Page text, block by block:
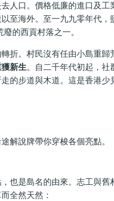
人口。價格低廉的進口及
至海外。至一九九零年代
的西貢村落之一。
折。村民沒有任由小島重歸
新生。自二千年代初起，社
的步道與木道。這是香港
解說牌帶你穿梭各個亮點。
也是島名的由來。志工與
全然天然：